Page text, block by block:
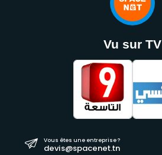
Vu sur TV
Vous êtes une entreprise ?
devis@spacenet.tn